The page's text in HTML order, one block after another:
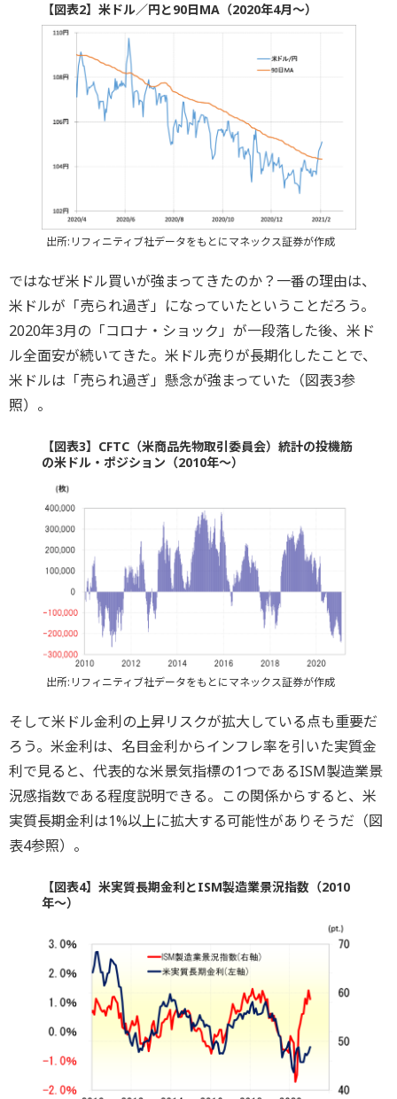
【図表2】米ドル／円と90日MA（2020年4月～）
出所:リフィニティブ社データをもとにマネックス証券が作成
ではなぜ米ドル買いが強まってきたのか？一番の理由は、
米ドルが「売られ過ぎ」になっていたということだろう。
2020年3月の「コロナ・ショック」が一段落した後、米ド
ル全面安が続いてきた。米ドル売りが長期化したことで、
米ドルは「売られ過ぎ」懸念が強まっていた（図表3参
照）。
【図表3】CFTC（米商品先物取引委員会）統計の投機筋
の米ドル・ポジション（2010年～）
出所:リフィニティブ社データをもとにマネックス証券が作成
そして米ドル金利の上昇リスクが拡大している点も重要だ
ろう。米金利は、名目金利からインフレ率を引いた実質金
利で見ると、代表的な米景気指標の1つであるISM製造業景
況感指数である程度説明できる。この関係からすると、米
実質長期金利は1%以上に拡大する可能性がありそうだ（図
表4参照）。
【図表4】米実質長期金利とISM製造業景況指数（2010
年～）